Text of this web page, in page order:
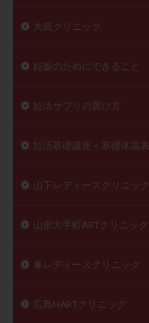
大島クリニック
妊娠のためにできること
妊活サプリの選び方
妊活基礎講座＜基礎体温
山下レディースクリニック
山形大手町ARTクリニッ
峯レディースクリニック
広島HARTクリニック